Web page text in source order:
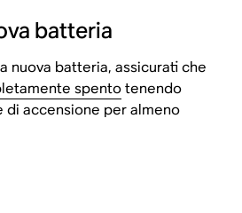
batteria
nuova batteria, assicurati che
spentotenendo
di accensione per almeno